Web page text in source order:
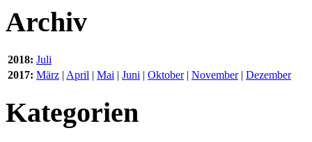
Archiv
2018: Juli
2017: März | April | Mai | Juni | Oktober| November| Dezember
Kategorien